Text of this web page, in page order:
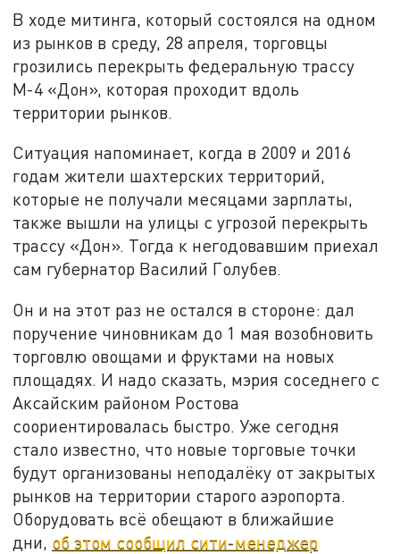
В ходе митинга, который состоялся на одном
из рынков в среду, 28 апреля, торговцы
грозились перекрыть федеральную трассу
М-4 «Дон», которая проходит вдоль
территории рынков.
Ситуация напоминает, когда в 2009 и 2016
годам жители шахтерских территорий,
которые не получали месяцами зарплаты,
также вышли на улицы с угрозой перекрыть
трассу «Дон». Тогда к негодовавшим приехал
сам губернатор Василий Голубев.
Он и на этот раз не остался в стороне: дал
поручение чиновникам до 1 мая возобновить
торговлю овощами и фруктами на новых
площадях. И надо сказать, мэрия соседнего с
Аксайским районом Ростова
соориентировалась быстро. Уже сегодня
стало известно, что новые торговые точки
будут организованы неподалёку от закрытых
рынков на территории старого аэропорта.
Оборудовать всё обещают в ближайшие
дни, об этом сообщил сити-менеджер